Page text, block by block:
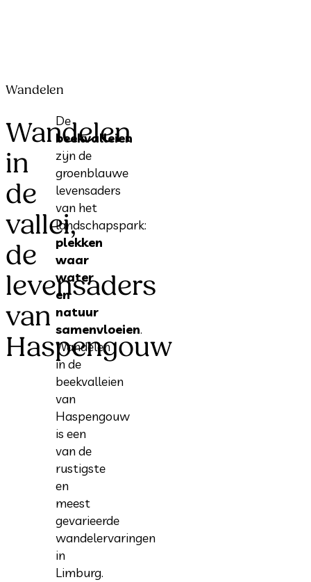
Wandelen
Wandelen
in
de
vallei,
de
levensaders
van
Haspengouw
De
beekvalleien
zijn de
groenblauwe
levensaders
van het
landschapspark:
plekken
waar
water
en
natuur
samenvloeien.
Wandelen
in de
beekvalleien
van
Haspengouw
is een
van de
rustigste
en
meest
gevarieerde
wandelervaringen
in
Limburg.